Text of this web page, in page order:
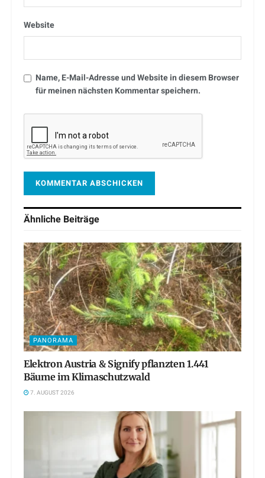
Website
Name, E-Mail-Adresse und Website in diesem Browser
für meinen nächsten Kommentar speichern.
Ähnliche Beiträge
PANORAMA
Elektron Austria & Signify pflanzten 1.441
Bäume im Klimaschutzwald
7. AUGUST 2026